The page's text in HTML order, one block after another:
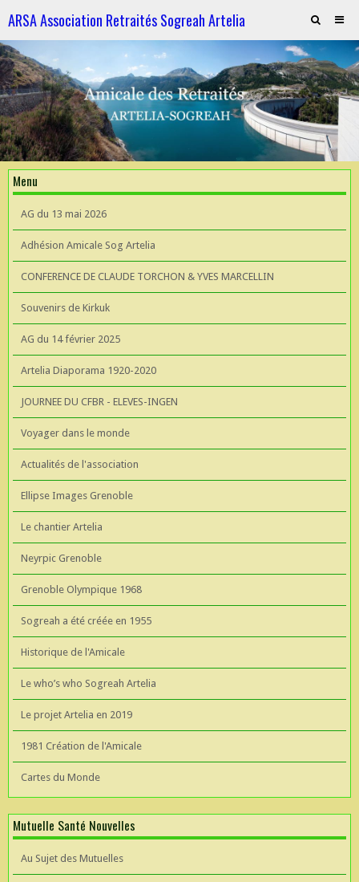
ARSA Association Retraités Sogreah Artelia
Invitation au repas le 21 novembre 2025
ARTELIA et l'Hydroélectricité
ARTELIA et l'Hydroélectricité
Souvenirs de KIrkuk
CONFERENCE DE CLAUDE TORCHON & YVES MARCELLIN A L'UIAD
AG 2026 du 13 mai
Menu
AG du 13 mai 2026
Adhésion Amicale Sog Artelia
CONFERENCE DE CLAUDE TORCHON & YVES MARCELLIN
Souvenirs de Kirkuk
AG du 14 février 2025
Artelia Diaporama 1920-2020
JOURNEE DU CFBR - ELEVES-INGEN
Voyager dans le monde
Actualités de l'association
Ellipse Images Grenoble
Le chantier Artelia
Neyrpic Grenoble
Grenoble Olympique 1968
Sogreah a été créée en 1955
Historique de l'Amicale
Le who’s who Sogreah Artelia
Le projet Artelia en 2019
1981 Création de l'Amicale
Cartes du Monde
Mutuelle Santé Nouvelles
Au Sujet des Mutuelles